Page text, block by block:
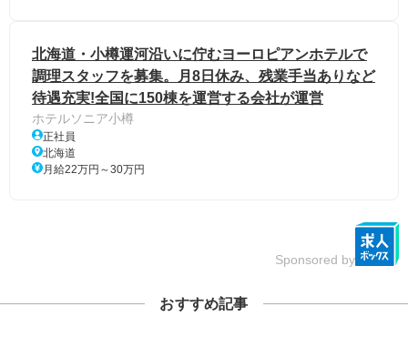
北海道・小樽運河沿いに佇むヨーロピアンホテルで
調理スタッフを募集。月8日休み、残業手当ありなど
待遇充実!全国に150棟を運営する会社が運営
ホテルソニア小樽
正社員
北海道
月給22万円～30万円
Sponsored by
おすすめ記事